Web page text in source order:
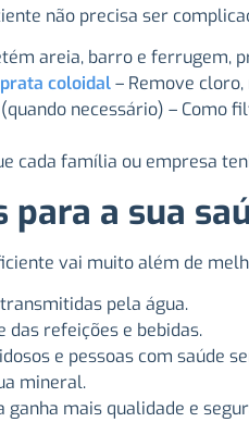
não precisa ser
areia, barro e ferrugem,
coloidal– Remove
(quando necessário) – Como
cada família ou empresa
para a sua
vai muito além de
pela água.
das refeições e bebidas.
e pessoas com saúde
mineral.
ganha mais qualidade e